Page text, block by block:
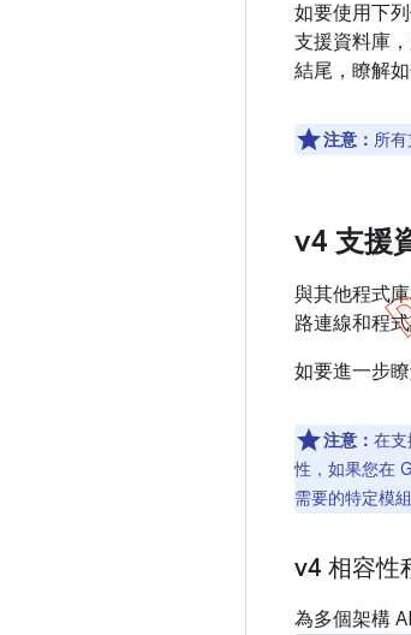
如要使用下
支援資料庫
結尾，瞭解
注意： 所
v4 支援
與其他程式
路連線和程式
如要進一步
注意： 在
性，如果您在
需要的特定模組
v4 相容性
為多個架構